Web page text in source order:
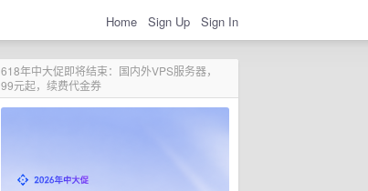
Home Sign Up Sign In
618年中大促即将结束：国内外VPS服务器，
99元起，续费代金券